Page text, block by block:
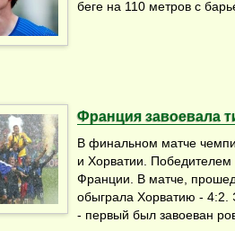
беге на 110 метров с
Франция завоевала
В финальном матче
и Хорватии.
Франции. В матче,
обыграла Хорватию - 4:2.
- первый был завоеван